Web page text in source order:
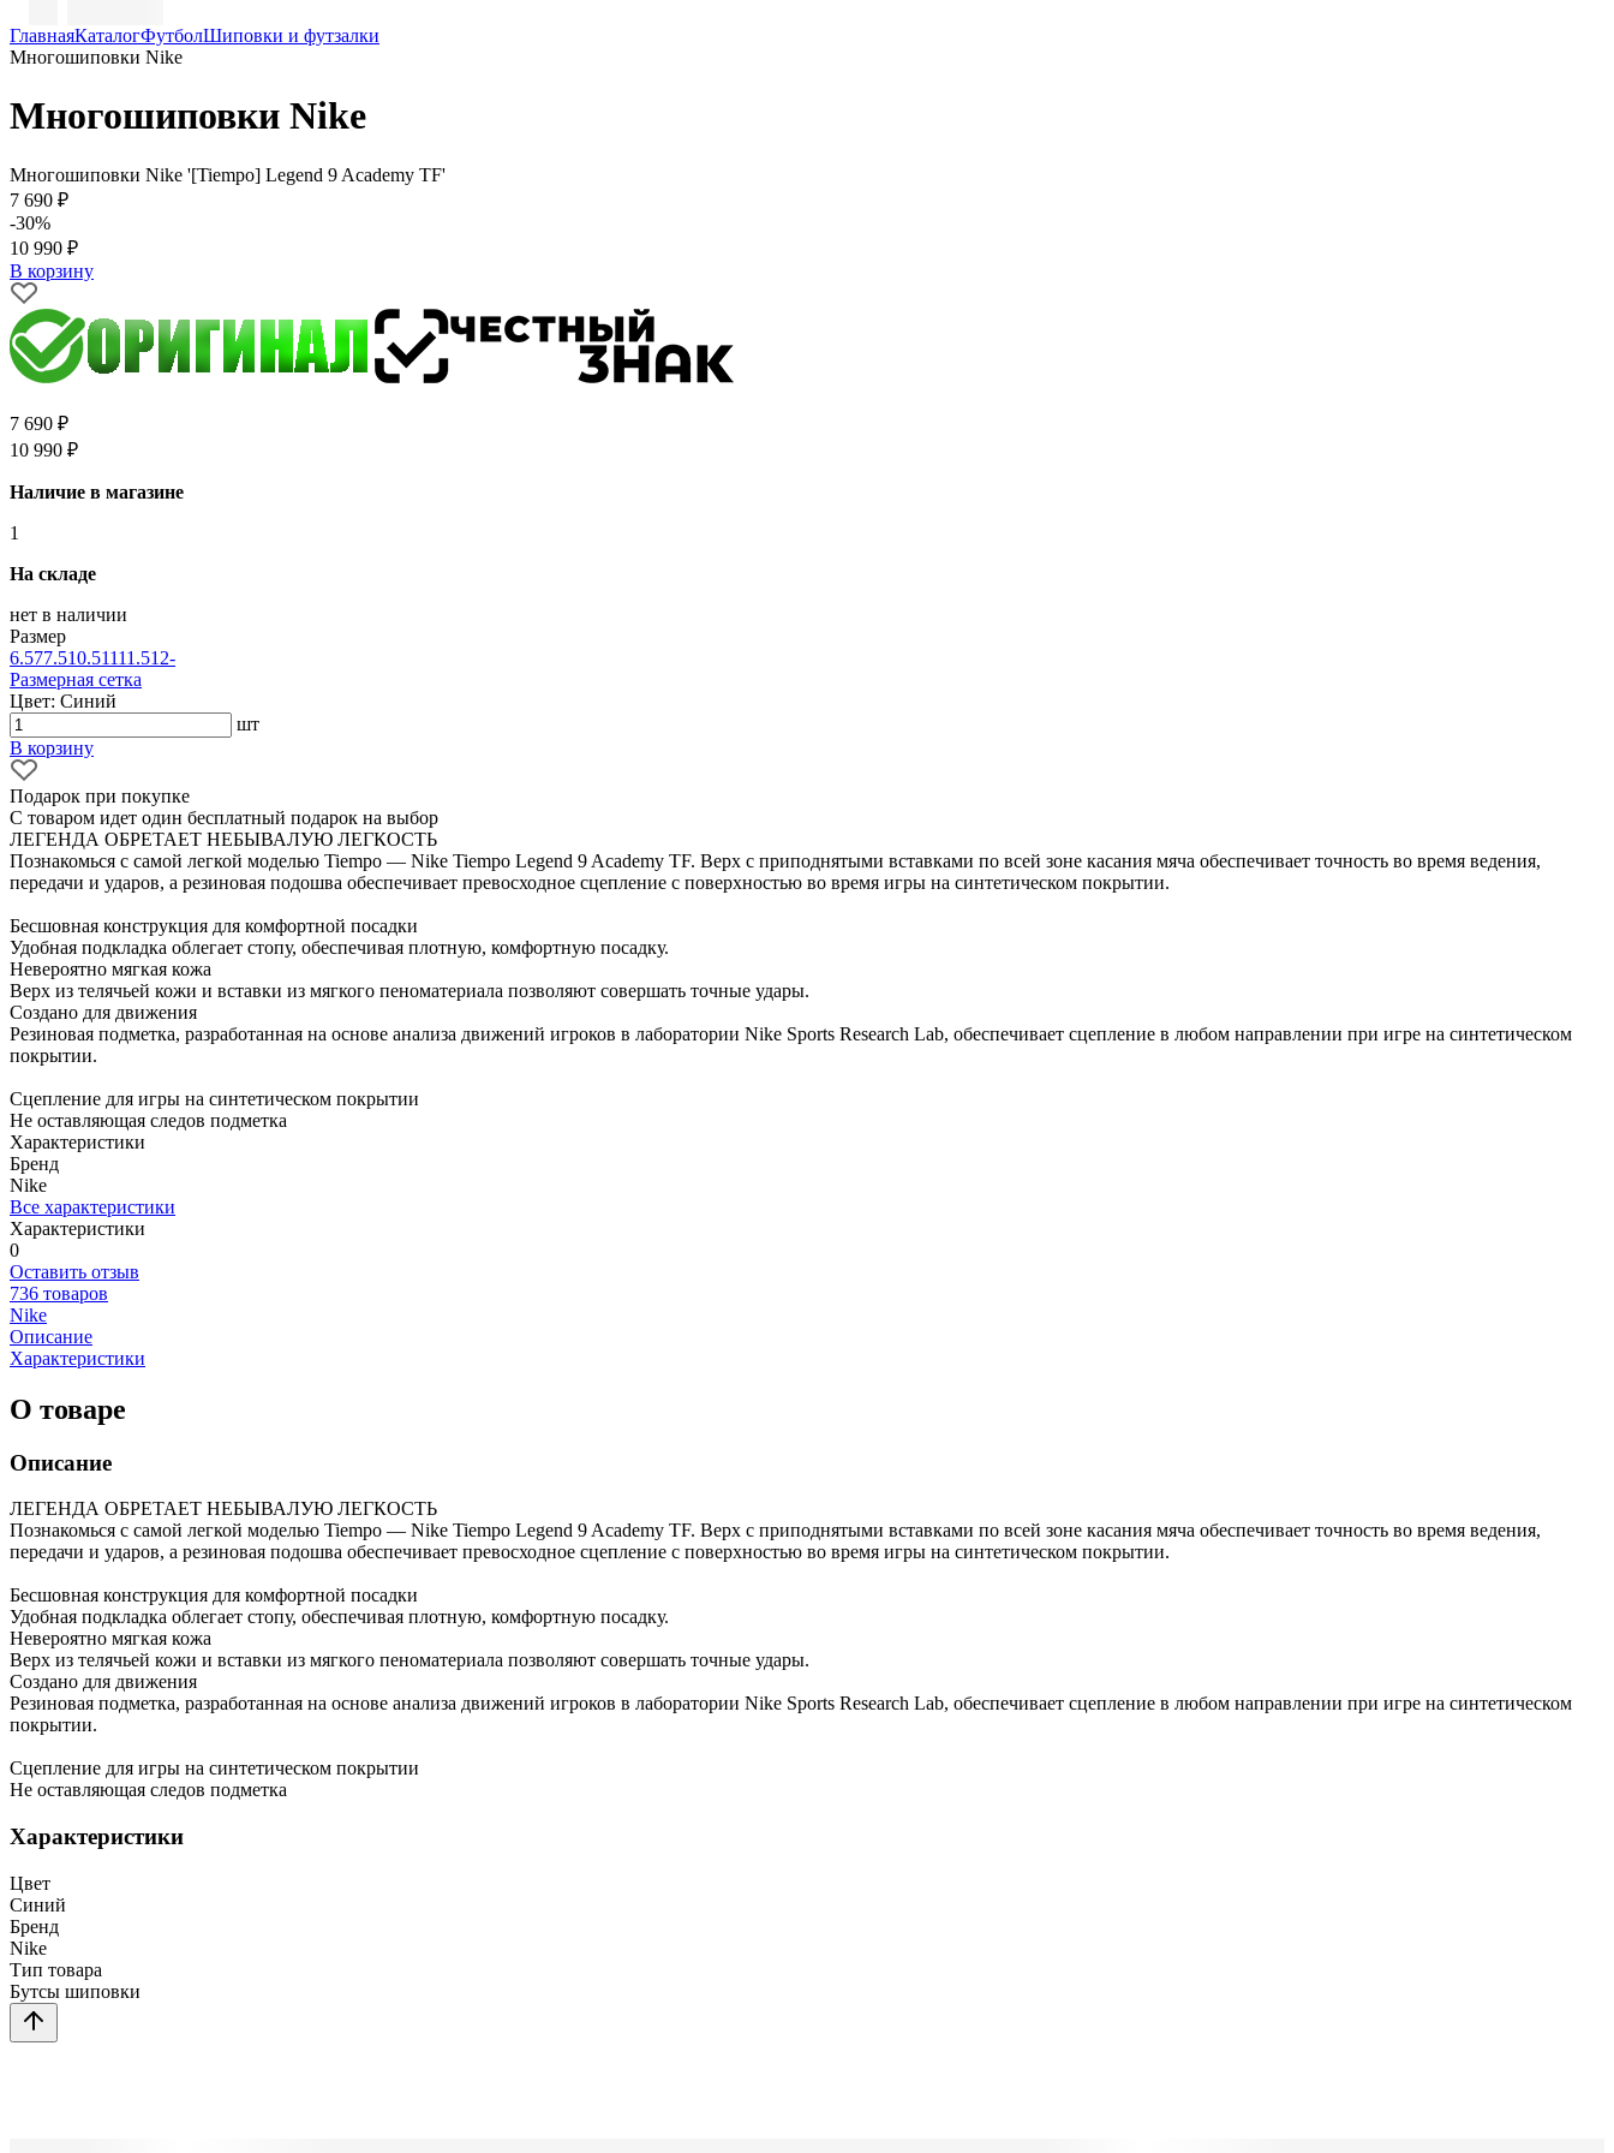
ГлавнаяКаталогФутболШиповки и футзалки
Многошиповки Nike
Многошиповки Nike
Многошиповки Nike '[Tiempo] Legend 9 Academy TF'
7 690 ₽
-30%
10 990 ₽
В корзину
7 690 ₽
10 990 ₽
Наличие в магазине
1
На складе
нет в наличии
Размер
6.577.510.51111.512-
Размерная сетка
Цвет: Синий
шт
В корзину
Подарок при покупке
С товаром идет один бесплатный подарок на выбор
ЛЕГЕНДА ОБРЕТАЕТ НЕБЫВАЛУЮ ЛЕГКОСТЬ
Познакомься с самой легкой моделью Tiempo — Nike Tiempo Legend 9 Academy TF. Верх с приподнятыми вставками по всей зоне касания мяча обеспечивает точность во время ведения,
передачи и ударов, а резиновая подошва обеспечивает превосходное сцепление с поверхностью во время игры на синтетическом покрытии.
Бесшовная конструкция для комфортной посадки
Удобная подкладка облегает стопу, обеспечивая плотную, комфортную посадку.
Невероятно мягкая кожа
Верх из телячьей кожи и вставки из мягкого пеноматериала позволяют совершать точные удары.
Создано для движения
Резиновая подметка, разработанная на основе анализа движений игроков в лаборатории Nike Sports Research Lab, обеспечивает сцепление в любом направлении при игре на синтетическом
покрытии.
Сцепление для игры на синтетическом покрытии
Не оставляющая следов подметка
Характеристики
Бренд
Nike
Все характеристики
Характеристики
0
Оставить отзыв
736 товаров
Nike
Описание
Характеристики
О товаре
Описание
ЛЕГЕНДА ОБРЕТАЕТ НЕБЫВАЛУЮ ЛЕГКОСТЬ
Познакомься с самой легкой моделью Tiempo — Nike Tiempo Legend 9 Academy TF. Верх с приподнятыми вставками по всей зоне касания мяча обеспечивает точность во время ведения,
передачи и ударов, а резиновая подошва обеспечивает превосходное сцепление с поверхностью во время игры на синтетическом покрытии.
Бесшовная конструкция для комфортной посадки
Удобная подкладка облегает стопу, обеспечивая плотную, комфортную посадку.
Невероятно мягкая кожа
Верх из телячьей кожи и вставки из мягкого пеноматериала позволяют совершать точные удары.
Создано для движения
Резиновая подметка, разработанная на основе анализа движений игроков в лаборатории Nike Sports Research Lab, обеспечивает сцепление в любом направлении при игре на синтетическом
покрытии.
Сцепление для игры на синтетическом покрытии
Не оставляющая следов подметка
Характеристики
Цвет
Синий
Бренд
Nike
Тип товара
Бутсы шиповки